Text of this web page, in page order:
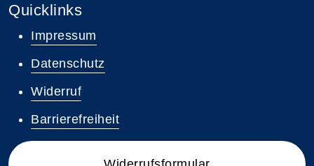
Quicklinks
Impressum
Datenschutz
Widerruf
Barrierefreiheit